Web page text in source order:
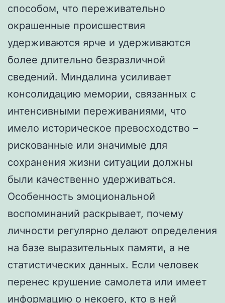
способом, что переживательно
окрашенные происшествия
удерживаются ярче и удерживаются
более длительно безразличной
сведений. Миндалина усиливает
консолидацию мемории, связанных с
интенсивными переживаниями, что
имело историческое превосходство –
рискованные или значимые для
сохранения жизни ситуации должны
были качественно удерживаться.
Особенность эмоциональной
воспоминаний раскрывает, почему
личности регулярно делают определения
на базе выразительных памяти, а не
статистических данных. Если человек
перенес крушение самолета или имеет
информацию о некоего, кто в ней